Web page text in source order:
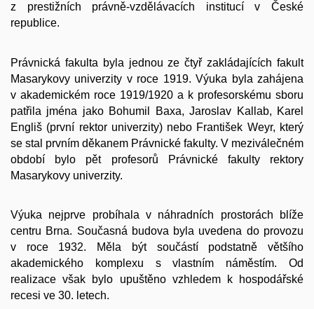
z prestižních právně-vzdělávacích institucí v České
republice.
Právnická fakulta byla jednou ze čtyř zakládajících fakult
Masarykovy univerzity v roce 1919. Výuka byla zahájena
v akademickém roce 1919/1920 a k profesorskému sboru
patřila jména jako Bohumil Baxa, Jaroslav Kallab, Karel
Engliš (první rektor univerzity) nebo František Weyr, který
se stal prvním děkanem Právnické fakulty. V meziválečném
období bylo pět profesorů Právnické fakulty rektory
Masarykovy univerzity.
Výuka nejprve probíhala v náhradních prostorách blíže
centru Brna. Současná budova byla uvedena do provozu
v roce 1932. Měla být součástí podstatně většího
akademického komplexu s vlastním náměstím. Od
realizace však bylo upuštěno vzhledem k hospodářské
recesi ve 30. letech.